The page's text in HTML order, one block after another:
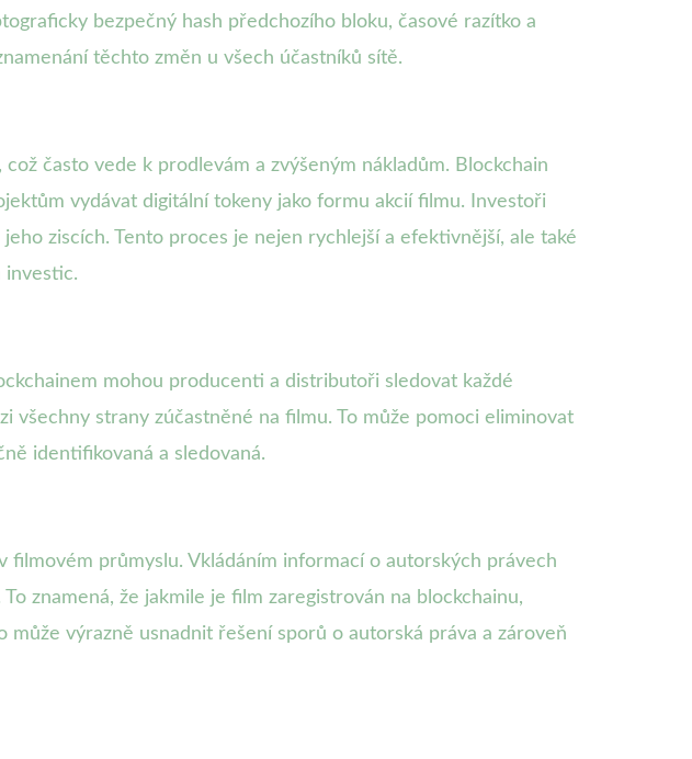
bezpečný hash předchozího bloku, časové razítko a
těchto změn u všech účastníků sítě.
často vede k prodlevám a zvýšeným nákladům. Blockchain
vydávat digitální tokeny jako formu akcií filmu. Investoři
ziscích. Tento proces je nejen rychlejší a efektivnější, ale také
investic.
mohou producenti a distributoři sledovat každé
strany zúčastněné na filmu. To může pomoci eliminovat
identifikovaná a sledovaná.
filmovém průmyslu. Vkládáním informací o autorských právech
znamená, že jakmile je film zaregistrován na blockchainu,
výrazně usnadnit řešení sporů o autorská práva a zároveň